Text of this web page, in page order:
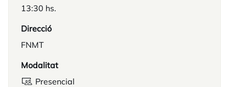
13:30 hs.
Direcció
FNMT
Modalitat
Presencial